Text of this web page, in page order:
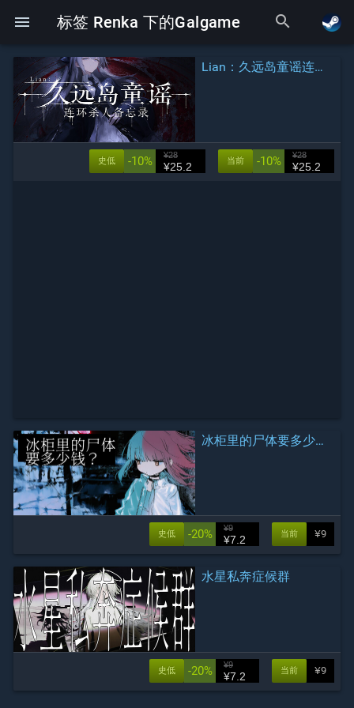
menu 标签 Renka 下的Galgame search
Lian：久远岛童谣连环杀人备忘录
-10% ¥28
¥25.2
当前
-10% ¥28
¥25.2
史低
冰柜里的尸体要多少钱？
¥9
当前
-20% ¥9
¥7.2
史低
水星私奔症候群
¥9
当前
-20% ¥9
¥7.2
史低